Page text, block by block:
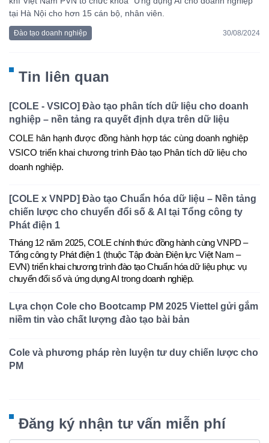
tại Hà Nội cho hơn 15 cán bộ, nhân viên.
Đào tạo doanh nghiệp 30/08/2024
Tin liên quan
[COLE - VSICO] Đào tạo phân tích dữ liệu cho doanh
nghiệp – nền tảng ra quyết định dựa trên dữ liệu
COLE hân hạnh được đồng hành hợp tác cùng doanh nghiệp
VSICO triển khai chương trình Đào tạo Phân tích dữ liệu cho
doanh nghiệp.
[COLE x VNPD] Đào tạo Chuẩn hóa dữ liệu – Nền tảng
chiến lược cho chuyển đổi số & AI tại Tổng công ty
Phát điện 1
Tháng 12 năm 2025, COLE chính thức đồng hành cùngVNPD –
Tổng công ty Phát điện 1 (thuộc Tập đoàn Điện lực Việt Nam –
EVN) triển khai chương trình đào tạoChuẩn hóa dữ liệu phục vụ
chuyển đổi số và ứng dụng AI trong doanh nghiệp.
Lựa chọn Cole cho Bootcamp PM 2025 Viettel gửi gắm
niềm tin vào chất lượng đào tạo bài bản
Cole và phương pháp rèn luyện tư duy chiến lược cho
PM
Đăng ký nhận tư vấn miễn phí